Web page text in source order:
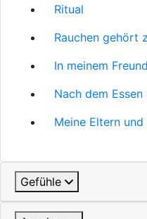
Ritual
Rauchen gehört
In meinem
Nach dem
Meine Eltern
Gefühle